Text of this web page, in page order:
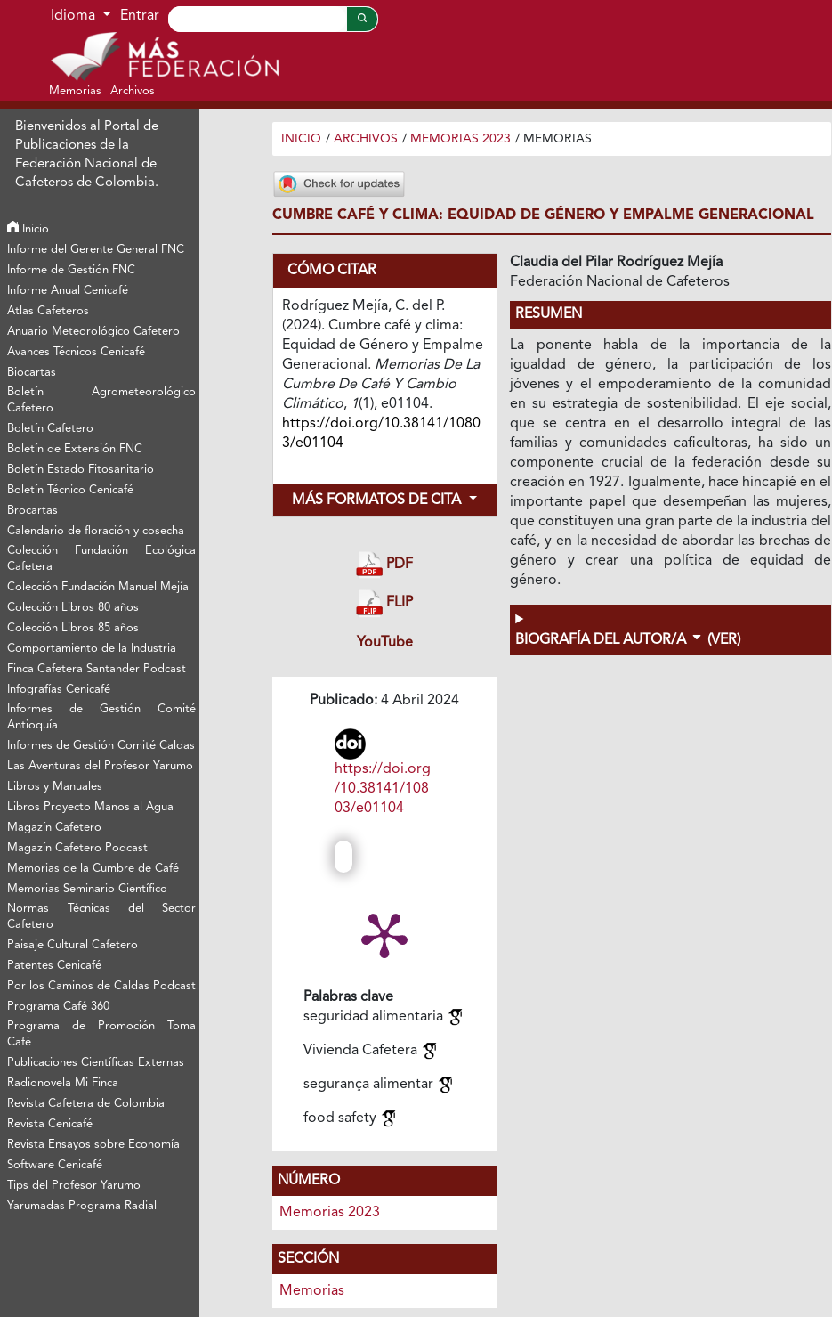
Ir al menú de navegación principal
Ir al contenido principal
Ir al pie de página del sitio
Idioma Entrar
Memorias Archivos
Bienvenidos al Portal de
Publicaciones de la
Federación Nacional de
Cafeteros de Colombia.
Inicio
Informe del Gerente General FNC
Informe de Gestión FNC
Informe Anual Cenicafé
Atlas Cafeteros
Anuario Meteorológico Cafetero
Avances Técnicos Cenicafé
Biocartas
Boletín Agrometeorológico
Cafetero
Boletín Cafetero
Boletín de Extensión FNC
Boletín Estado Fitosanitario
Boletín Técnico Cenicafé
Brocartas
Calendario de floración y cosecha
Colección Fundación Ecológica
Cafetera
Colección Fundación Manuel Mejía
Colección Libros 80 años
Colección Libros 85 años
Comportamiento de la Industria
Finca Cafetera Santander Podcast
Infografías Cenicafé
Informes de Gestión Comité
Antioquía
Informes de Gestión Comité Caldas
Las Aventuras del Profesor Yarumo
Libros y Manuales
Libros Proyecto Manos al Agua
Magazín Cafetero
Magazín Cafetero Podcast
Memorias de la Cumbre de Café
Memorias Seminario Científico
Normas Técnicas del Sector
Cafetero
Paisaje Cultural Cafetero
Patentes Cenicafé
Por los Caminos de Caldas Podcast
Programa Café 360
Programa de Promoción Toma
Café
Publicaciones Científicas Externas
Radionovela Mi Finca
Revista Cafetera de Colombia
Revista Cenicafé
Revista Ensayos sobre Economía
Software Cenicafé
Tips del Profesor Yarumo
Yarumadas Programa Radial
INICIO / ARCHIVOS / MEMORIAS 2023 / MEMORIAS
CUMBRE CAFÉ Y CLIMA: EQUIDAD DE GÉNERO Y EMPALME GENERACIONAL
CÓMO CITAR
Rodríguez Mejía, C. del P.
(2024). Cumbre café y clima:
Equidad de Género y Empalme
Generacional. Memorias De La
Cumbre De Café Y Cambio
Climático, 1(1), e01104.
https://doi.org/10.38141/1080
3/e01104
MÁS FORMATOS DE CITA
PDF
FLIP
YouTube
Publicado: 4 Abril 2024
https://doi.org
/10.38141/108
03/e01104
Palabras clave
seguridad alimentaria
Vivienda Cafetera
segurança alimentar
food safety
NÚMERO
Memorias 2023
SECCIÓN
Memorias
Claudia del Pilar Rodríguez Mejía
Federación Nacional de Cafeteros
RESUMEN
La ponente habla de la importancia de la
igualdad de género, la participación de los
jóvenes y el empoderamiento de la comunidad
en su estrategia de sostenibilidad. El eje social,
que se centra en el desarrollo integral de las
familias y comunidades caficultoras, ha sido un
componente crucial de la federación desde su
creación en 1927. Igualmente, hace hincapié en el
importante papel que desempeñan las mujeres,
que constituyen una gran parte de la industria del
café, y en la necesidad de abordar las brechas de
género y crear una política de equidad de
género.
BIOGRAFÍA DEL AUTOR/A (VER)